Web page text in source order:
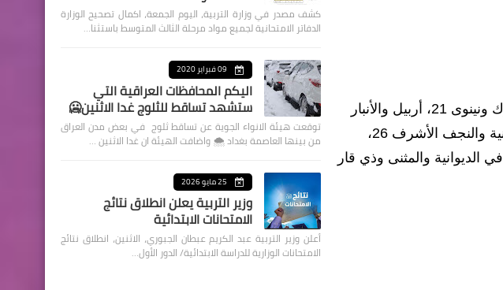
وذكرت الهيئة أن "درجات الحرارة العظمى ليوم غدٍ الأحد ستكون في السليمانية 19، دهوك ونينوى 21، أربيل والأنبار
وكركوك 22، صلاح الدين 23، بغداد وديالى 24، كربلاء المقدسة 25، بابل وواسط والديوانية والنجف الأشرف 26،
ميسان وذي قار والمثنى والبصرة 27"، موضحة ان "درجات الحرارة الصغرى ستكون 14 في الديوانية والمثنى وذي قار
كشف مصدر في وزارة التربية، اليوم الجمعة، اكمال تصحيح الوزارة
الدفاتر الامتحانية لجميع مواد مرحلة الثالث المتوسط باستثنا…
09 فبراير 2020
اليكم المحافظات العراقية التي
ستشهد تساقط للثلوج غدا الاثنين🥶
توقعت هيئة الانواء الجوية عن تساقط ثلوج في بعض مدن العراق
من بينها العاصمة بغداد ⁦🌨️⁩ واضافت الهيئة ان غدا الاثنين …
25 مايو 2026
وزير التربية يعلن انطلاق نتائج
الامتحانات الابتدائية
أعلن وزير التربية عبد الكريم عبطان الجبوري، الاثنين، انطلاق نتائج
الامتحانات الوزارية للدراسة الابتدائية/ الدور الأول…